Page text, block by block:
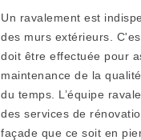
Un ravalement est
des murs extérieurs.
doit être effectuée pour
maintenance de la
du temps. L’équipe
des services de
façade que ce soit en